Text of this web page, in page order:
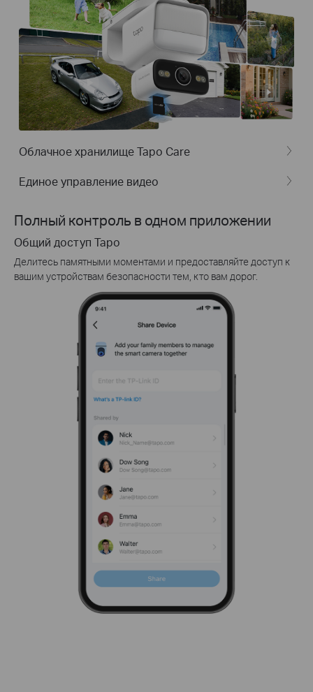
Облачное хранилище Tapo Care
Единое управление видео
Полный контроль в одном приложении
Общий доступ Tapo
Делитесь памятными моментами и предоставляйте доступ к
вашим устройствам безопасности тем, кто вам дорог.